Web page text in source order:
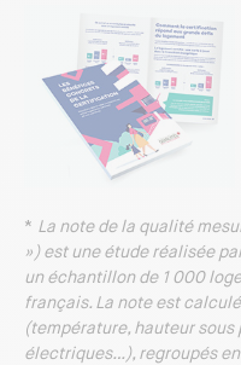
* La note de la qualité
») est une étude réalisée
un échantillon de 1 000
français. La note est
(température, hauteur sous
électriques…), regroupés